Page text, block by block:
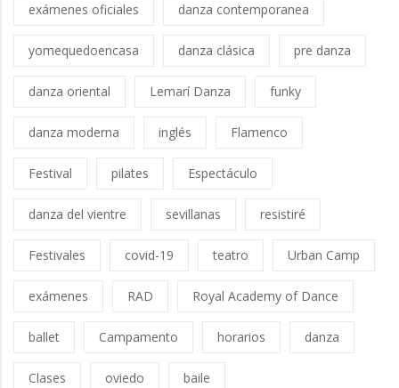
exámenes oficiales danza contemporanea
yomequedoencasa danza clásica pre danza
danza oriental Lemarí Danza funky
danza moderna inglés Flamenco
Festival pilates Espectáculo
danza del vientre sevillanas resistiré
Festivales covid-19 teatro Urban Camp
exámenes RAD Royal Academy of Dance
ballet Campamento horarios danza
Clases oviedo baile